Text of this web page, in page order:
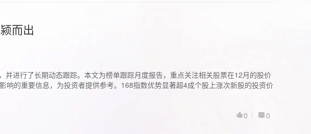
而出
进行了长期动态跟踪。本文为榜单跟踪月度报告，重点关注相关股票在12月的股价
响的重要信息，为投资者提供参考。168指数优势显著超4成个股上涨次新股的投资价
0
0